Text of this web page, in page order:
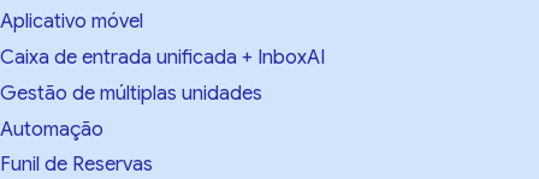
Aplicativo móvel
Caixa de entrada unificada + InboxAI
Gestão de múltiplas unidades
Automação
Funil de Reservas